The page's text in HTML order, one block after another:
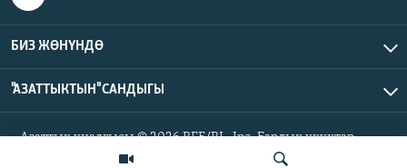
БИЗ ЖӨНҮНДӨ
"АЗАТТЫКТЫН" САНДЫГЫ
Азаттык үналгысы © 2026 RFE/RL, Inc. Бардык укуктар